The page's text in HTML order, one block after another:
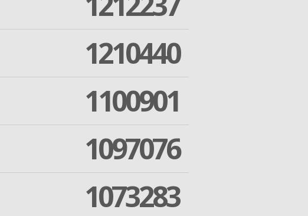
1210440
1100901
1097076
1073283